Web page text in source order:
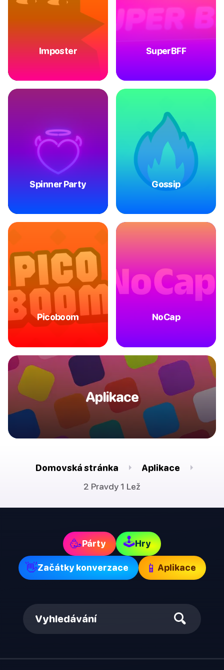
Imposter SuperBFF
Spinner Party Gossip
Picoboom NoCap
Aplikace
Domovská stránka
Aplikace
2 Pravdy 1 Lež
🥳Párty 🕹Hry
👋Začátky konverzace 📱 Aplikace
Vyhledávání